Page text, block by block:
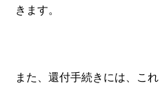
きます。
また、還付手続きには、こ